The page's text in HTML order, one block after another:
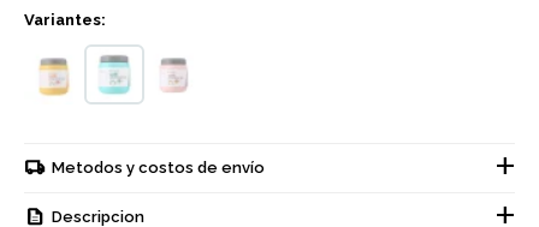
Variantes:
Metodos y costos de envío
Descripcion